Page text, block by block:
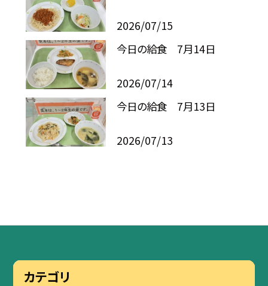
2026/07/15
今日の給食 7月14日
2026/07/14
今日の給食 7月13日
2026/07/13
カテゴリ